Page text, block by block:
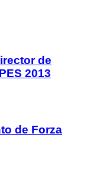
de
2013
de Forza